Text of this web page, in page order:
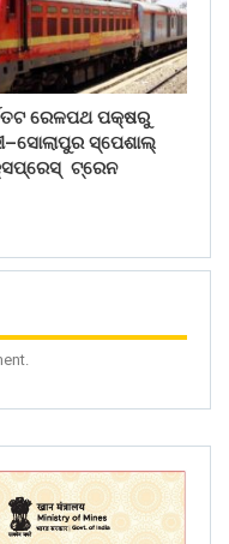
ରେଳପଥ ପକ୍ଷରୁ
ସ୍ପେଶାଲ୍
ଟ୍ରେନ